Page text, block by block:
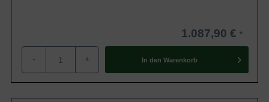
1.087,90 €
- + In den Warenkorb